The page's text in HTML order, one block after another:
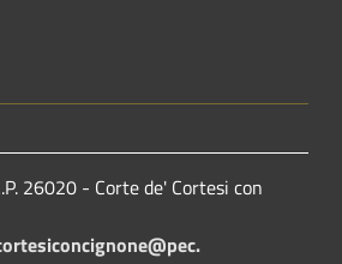
26020 - Corte de' Cortesi con